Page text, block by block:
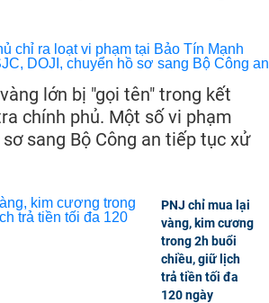
lớn bị "gọi tên" trong kết
chính phủ. Một số vi phạm
sang Bộ Công an tiếp tục xử
PNJ chỉ mua lại
vàng, kim cương
trong 2h buổi
chiều, giữ lịch
trả tiền tối đa
120 ngày